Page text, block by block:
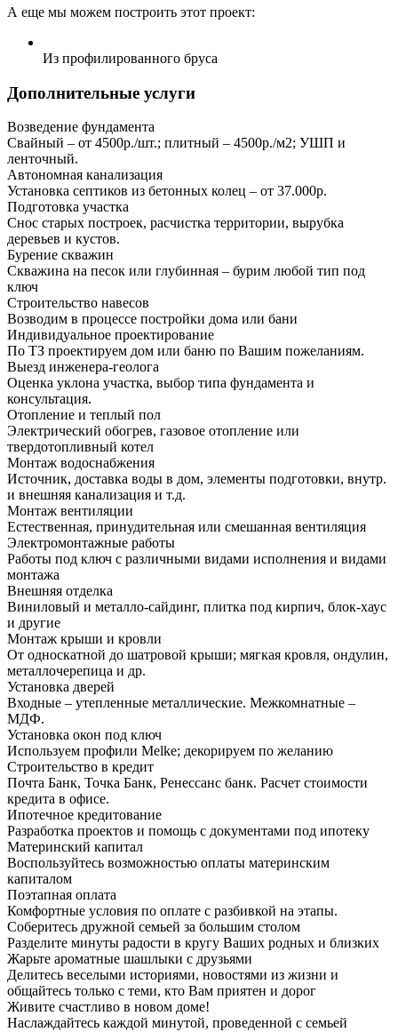
А еще мы можем построить этот проект:
Из профилированного бруса
Дополнительные услуги
Возведение фундамента
Свайный – от 4500р./шт.; плитный – 4500р./м2; УШП и
ленточный.
Автономная канализация
Установка септиков из бетонных колец – от 37.000р.
Подготовка участка
Снос старых построек, расчистка территории, вырубка
деревьев и кустов.
Бурение скважин
Скважина на песок или глубинная – бурим любой тип под
ключ
Строительство навесов
Возводим в процессе постройки дома или бани
Индивидуальное проектирование
По ТЗ проектируем дом или баню по Вашим пожеланиям.
Выезд инженера-геолога
Оценка уклона участка, выбор типа фундамента и
консультация.
Отопление и теплый пол
Электрический обогрев, газовое отопление или
твердотопливный котел
Монтаж водоснабжения
Источник, доставка воды в дом, элементы подготовки, внутр.
и внешняя канализация и т.д.
Монтаж вентиляции
Естественная, принудительная или смешанная вентиляция
Электромонтажные работы
Работы под ключ с различными видами исполнения и видами
монтажа
Внешняя отделка
Виниловый и металло-сайдинг, плитка под кирпич, блок-хаус
и другие
Монтаж крыши и кровли
От односкатной до шатровой крыши; мягкая кровля, ондулин,
металлочерепица и др.
Установка дверей
Входные – утепленные металлические. Межкомнатные –
МДФ.
Установка окон под ключ
Используем профили Melke; декорируем по желанию
Строительство в кредит
Почта Банк, Точка Банк, Ренессанс банк. Расчет стоимости
кредита в офисе.
Ипотечное кредитование
Разработка проектов и помощь с документами под ипотеку
Материнский капитал
Воспользуйтесь возможностью оплаты материнским
капиталом
Поэтапная оплата
Комфортные условия по оплате с разбивкой на этапы.
Соберитесь дружной семьей за большим столом
Разделите минуты радости в кругу Ваших родных и близких
Жарьте ароматные шашлыки с друзьями
Делитесь веселыми историями, новостями из жизни и
общайтесь только с теми, кто Вам приятен и дорог
Живите счастливо в новом доме!
Наслаждайтесь каждой минутой, проведенной с семьей